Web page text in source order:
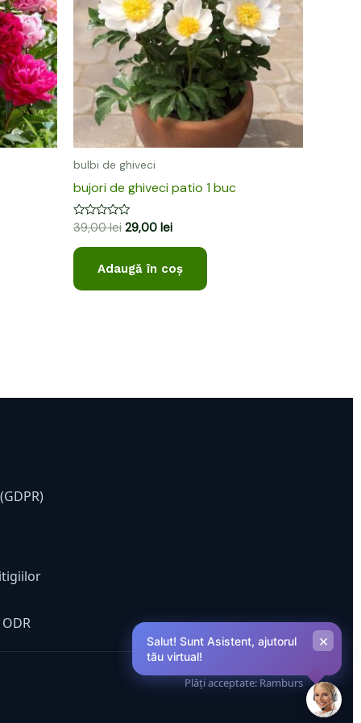
bulbi de ghiveci
bujori de ghiveci patio 1 buc
Evaluat
0
din
39,00lei 29,00 lei
Adaugă în coș
Plăți acceptate: Ramburs
Salut! Sunt Asistent, ajutorul
tău virtual!
×